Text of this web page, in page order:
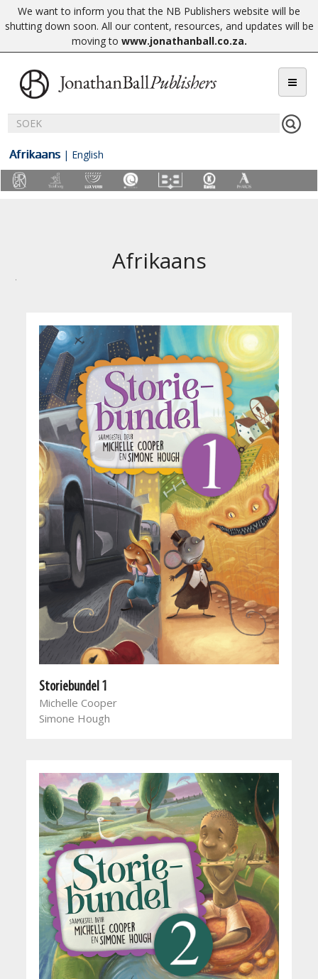
We want to inform you that the NB Publishers website will be
shutting down soon. All our content, resources, and updates will be
moving to www.jonathanball.co.za.
Afrikaans | English
Afrikaans
Storiebundel 1
Michelle Cooper
Simone Hough